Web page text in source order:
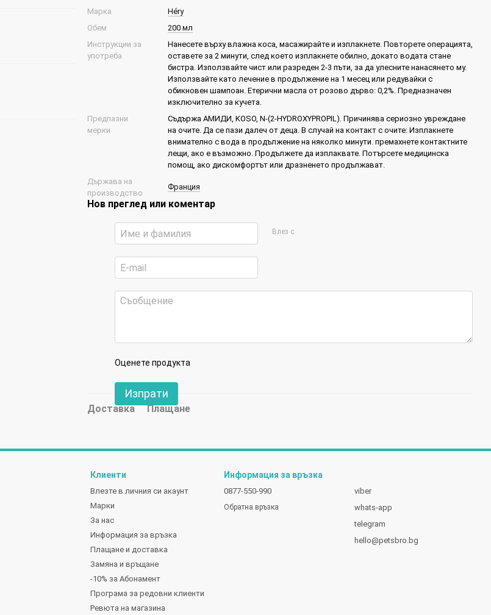
Марка
Héry
Обем
200 мл
Инструкции за
употреба
Нанесете върху влажна коса, масажирайте и изплакнете. Повторете операцията,
оставете за 2 минути, след което изплакнете обилно, докато водата стане
бистра. Използвайте чист или разреден 2-3 пъти, за да улесните нанасянето му.
Използвайте като лечение в продължение на 1 месец или редувайки с
обикновен шампоан. Етерични масла от розово дърво: 0,2%. Предназначен
изключително за кучета.
Предпазни
мерки
Съдържа АМИДИ, KOSO, N-(2-HYDROXYPROPIL). Причинява сериозно увреждане
на очите. Да се ​​пази далеч от деца. В случай на контакт с очите: Изплакнете
внимателно с вода в продължение на няколко минути. премахнете контактните
лещи, ако е възможно. Продължете да изплаквате. Потърсете медицинска
помощ, ако дискомфортът или дразненето продължават.
Държава на
производство
Франция
Нов преглед или коментар
Влез с
Оценете продукта
Изпрати
Доставка Плащане
Клиенти
Влезте в личния си акаунт
Марки
За нас
Информация за връзка
Плащане и доставка
Замяна и връщане
-10% за Абонамент
Програма за редовни клиенти
Ревюта на магазина
Информация за връзка
0877-550-990
Обратна връзка
viber
whats-app
telegram
hello@petsbro.bg